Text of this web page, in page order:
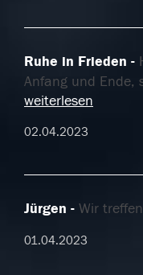
Ruhe in Frieden
Anfang und Ende,
weiterlesen
02.04.2023
Jürgen Wir
01.04.2023